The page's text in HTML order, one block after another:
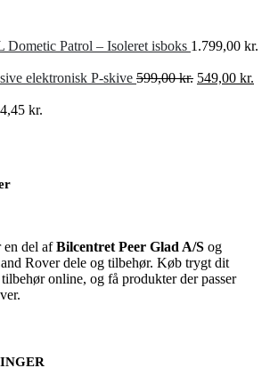
Dometic Patrol – Isoleret isboks 1.799,00 kr.
elektronisk P-skive 599,00kr. Den
549,00 kr.
kr.
en del afBilcentret Peer Glad A/S og
Rover dele og tilbehør. Køb trygt dit
online, og få produkter der passer